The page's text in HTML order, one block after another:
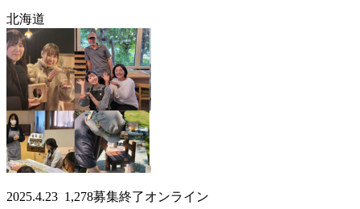
北海道
2025.4.23 1,278募集終了オンライン